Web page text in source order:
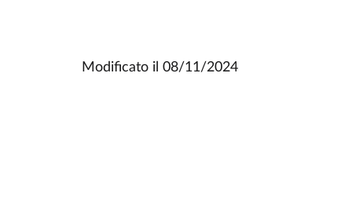
Modificato il08/11/2024